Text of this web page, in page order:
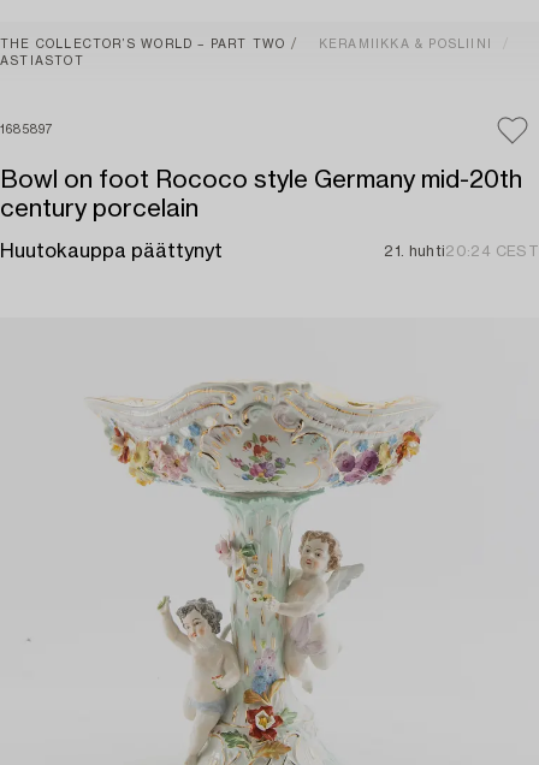
THE COLLECTOR’S WORLD – PART TWO
KERAMIIKKA & POSLIINI
ASTIASTOT
1685897
Bowl on foot Rococo style Germany mid-20th
century porcelain
Huutokauppa päättynyt 21. huhti20:24 CEST